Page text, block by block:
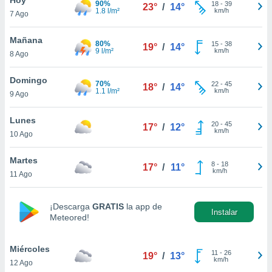
en
más
nuestra
de
aceptar
de
7 Ago
90%
1.8 l/m²
23° / 14° 18- 39
km/h
Mañana
8 Ago
80%
9 l/m²
19° / 14° 15- 38
km/h
Domingo
9 Ago
70%
1.1 l/m²
18° / 14° 22- 45
km/h
Lunes
10 Ago
17° / 12° 20- 45
km/h
Martes
11 Ago
17° / 11° 8- 18
km/h
¡Descarga GRATIS la app de
Meteored!
Instalar
Miércoles
12 Ago
19° / 13° 11 - 26
km/h